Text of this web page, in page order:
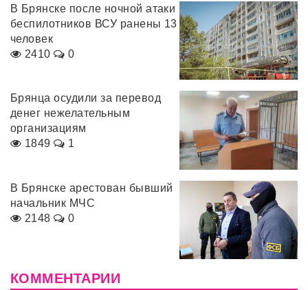
В Брянске после ночной атаки
беспилотников ВСУ ранены 13
человек
2410
0
Брянца осудили за перевод
денег нежелательным
организациям
1849
1
В Брянске арестован бывший
начальник МЧС
2148
0
КОММЕНТАРИИ